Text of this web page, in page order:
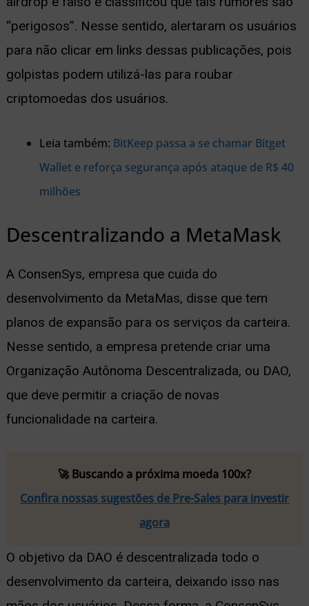
“perigosos”. Nesse sentido, alertaram os usuários
para não clicar em links dessas publicações, pois
golpistas podem utilizá-las para roubar
criptomoedas dos usuários.
Leia também: BitKeep passa a se chamar Bitget
Wallet e reforça segurança após ataque de R$ 40
milhões
Descentralizando a MetaMask
A ConsenSys, empresa que cuida do
desenvolvimento da MetaMas, disse que tem
planos de expansão para os serviços da carteira.
Nesse sentido, a empresa pretende criar uma
Organização Autônoma Descentralizada, ou DAO,
que deve permitir a criação de novas
funcionalidade na carteira.
🚀 Buscando a próxima moeda 100x?
Confira nossas sugestões de Pre-Sales para investir
agora
O objetivo da DAO é descentralizada todo o
desenvolvimento da carteira, deixando isso nas